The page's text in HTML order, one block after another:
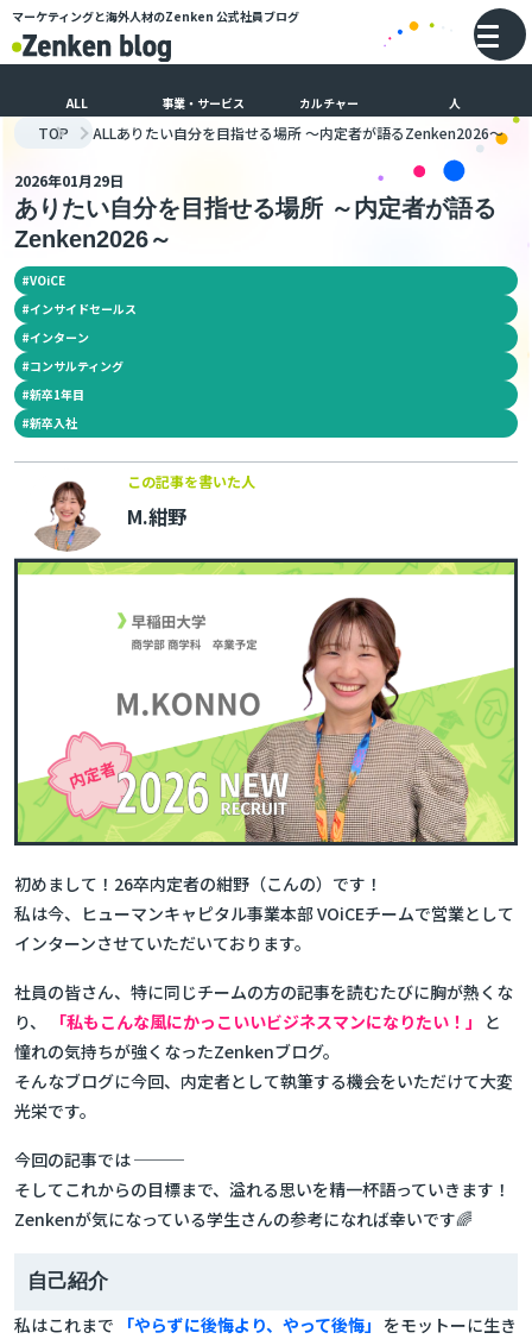
メインコンテンツにスキップ
マーケティングと海外人材のZenken 公式社員ブログ
ALL 事業・サービス カルチャー 人
TOP ALLありたい自分を目指せる場所 ～内定者が語るZenken2026～
ありたい自分を目指せる場所 ～内定者が語る
Zenken2026～
2026年01月29日
#VOiCE
#インサイドセールス
#インターン
#コンサルティング
#新卒1年目
#新卒入社
この記事を書いた人
M.紺野
初めまして！26卒内定者の紺野（こんの）です！
私は今、ヒューマンキャピタル事業本部 VOiCEチームで営業として
インターンさせていただいております。
社員の皆さん、特に同じチームの方の記事を読むたびに胸が熱くな
り、
「私もこんな風にかっこいいビジネスマンになりたい！」
と
憧れの気持ちが強くなったZenkenブログ。
そんなブログに今回、内定者として執筆する機会をいただけて大変
光栄です。
今回の記事では ───
そしてこれからの目標まで、溢れる思いを精一杯語っていきます！
Zenkenが気になっている学生さんの参考になれば幸いです🌈
自己紹介
私はこれまで 「やらずに後悔より、やって後悔」 をモットーに生き